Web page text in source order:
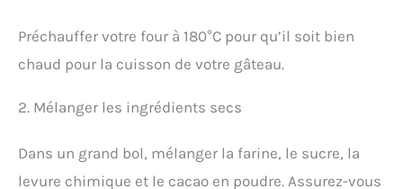
Préchauffer votre four à 180°C pour qu’il soit bien
chaud pour la cuisson de votre gâteau.
2. Mélanger les ingrédients secs
Dans un grand bol, mélanger la farine, le sucre, la
levure chimique et le cacao en poudre. Assurez-vous